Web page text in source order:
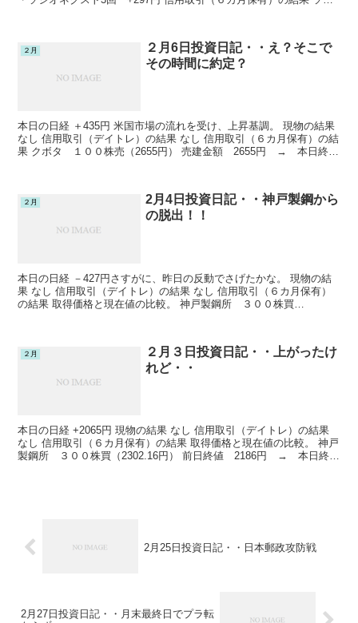
２月
２月6日投資日記・・え？そこで
その時間に約定？
本日の日経 ＋435円 米国市場の流れを受け、上昇基調。 現物の結果
なし 信用取引（デイトレ）の結果 なし 信用取引（６カ月保有）の結
果 クボタ １００株売（2655円） 売建金額 2655円 → 本日終
２月
2月4日投資日記・・神戸製鋼から
の脱出！！
本日の日経 －427円さすがに、昨日の反動でさげたかな。 現物の結
果 なし 信用取引（デイトレ）の結果 なし 信用取引（６カ月保有）
の結果 取得価格と現在値の比較。 神戸製鋼所 ３００株買
２月
２月３日投資日記・・上がったけ
れど・・
本日の日経 +2065円 現物の結果 なし 信用取引（デイトレ）の結果
なし 信用取引（６カ月保有）の結果 取得価格と現在値の比較。 神戸
製鋼所 ３００株買（2302.16円） 前日終値 2186円 → 本日終
2月25日投資日記・・日本郵政攻防戦
2月27日投資日記・・月末最終日でプラ転